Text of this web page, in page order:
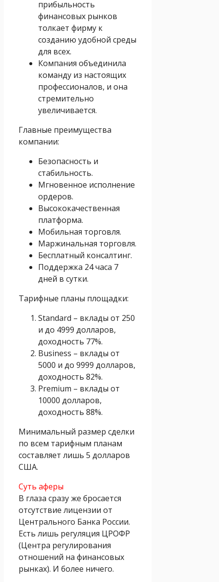
прибыльность
финансовых рынков
толкает фирму к
созданию удобной среды
для всех.
Компания объединила
команду из настоящих
профессионалов, и она
стремительно
увеличивается.
Главные преимущества
компании:
Безопасность и
стабильность.
Мгновенное исполнение
ордеров.
Высококачественная
платформа.
Мобильная торговля.
Маржинальная торговля.
Бесплатный консалтинг.
Поддержка 24 часа 7
дней в сутки.
Тарифные планы площадки:
Standard – вклады от 250
и до 4999 долларов,
доходность 77%.
Business – вклады от
5000 и до 9999 долларов,
доходность 82%.
Premium – вклады от
10000 долларов,
доходность 88%.
Минимальный размер сделки
по всем тарифным планам
составляет лишь 5 долларов
США.
Суть аферы
В глаза сразу же бросается
отсутствие лицензии от
Центрального Банка России.
Есть лишь регуляция ЦРОФР
(Центра регулирования
отношений на финансовых
рынках). И более ничего.